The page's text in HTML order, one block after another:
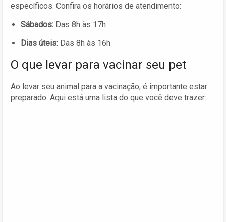
específicos. Confira os horários de atendimento:
Sábados: Das 8h às 17h
Dias úteis: Das 8h às 16h
O que levar para vacinar seu pet
Ao levar seu animal para a vacinação, é importante estar
preparado. Aqui está uma lista do que você deve trazer: